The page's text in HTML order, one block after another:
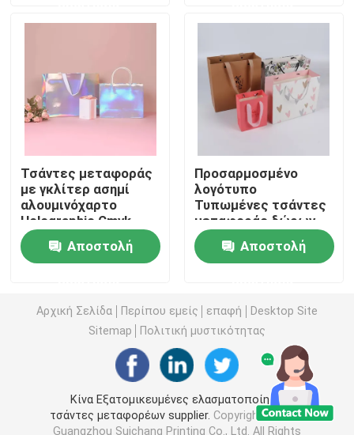
Περιπτώσεις
Εκτύπωση βιβλίων χρωματισμού
Εκτύπωση βιβλίων εικόνων
Εκτύπωση σημειωματάριων Hardcover
τυπωμένες τσάντες μεταφορέων εγγράφου
Πλήρη τυπωμένα χρώμα κιβώτια
Εκτυπώσιμο αγγλικό λεξικό
Εκτυπώσιμο ημερολόγιο γραφείων
Τσάντες μεταφοράς
με γκλίτερ ασημί
αλουμινόχαρτο
Holographic Cmyk
Color
Αποστολή
Προσαρμοσμένο
λογότυπο
Τυπωμένες τσάντες
μεταφοράς δώρων
Εξατομικευμένη
γυαλιστερή
πλαστικοποίηση
Αποστολή
Αρχική Σελίδα Περίπου εμείς επαφή
Desktop Site
Sitemap
Πολιτική μυστικότητας
Κίνα Εξατομικευμένες ελασματοποίηση
τσάντες μεταφορέων supplier. Copyright © 2026
Guangzhou Suichang Printing Co., Ltd. All Rights